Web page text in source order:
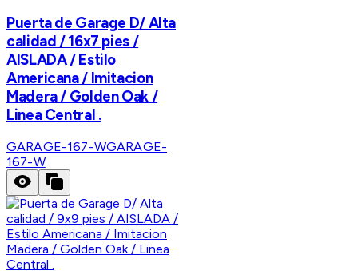
Puerta de Garage D/ Alta
calidad / 16x7 pies /
AISLADA / Estilo
Americana / Imitacion
Madera / Golden Oak /
Linea Central .
GARAGE-167-WGARAGE-
167-W